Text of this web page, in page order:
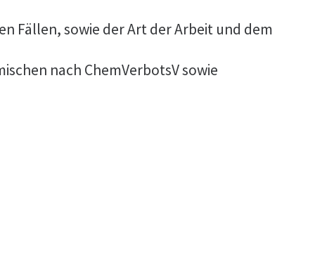
Fällen, sowie der Art der Arbeit und dem
nach ChemVerbotsV sowie